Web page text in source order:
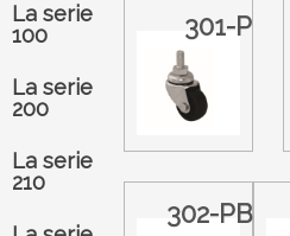
La serie
100
La serie
200
La serie
210
301-P
302-PB